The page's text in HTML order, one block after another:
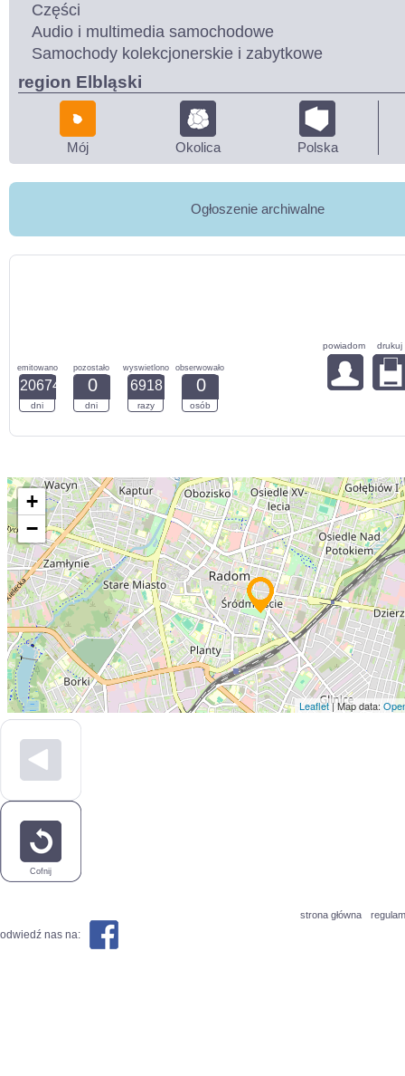
Części
Audio i multimedia samochodowe
Samochody kolekcjonerskie i zabytkowe
region Elbląski
Mój Okolica Polska
Ogłoszenie archiwalne
emitowano
20674
dni
pozostało
0
dni
wyswietlono
6918
razy
obserwowało
0
osób
powiadom drukuj
+
−
Leaflet| Map data:
Cofnij
strona główna
odwiedź nas na: